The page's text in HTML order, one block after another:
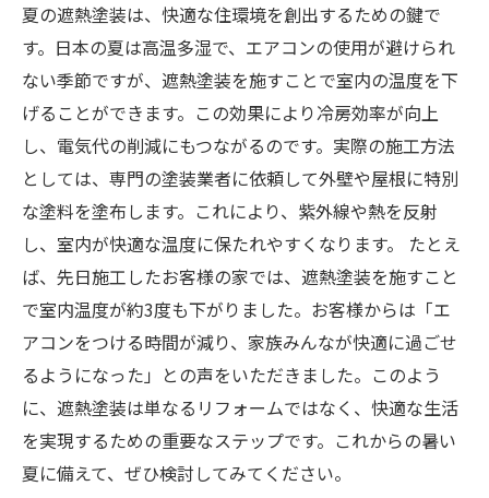
夏の遮熱塗装は、快適な住環境を創出するための鍵で
す。日本の夏は高温多湿で、エアコンの使用が避けられ
ない季節ですが、遮熱塗装を施すことで室内の温度を下
げることができます。この効果により冷房効率が向上
し、電気代の削減にもつながるのです。実際の施工方法
としては、専門の塗装業者に依頼して外壁や屋根に特別
な塗料を塗布します。これにより、紫外線や熱を反射
し、室内が快適な温度に保たれやすくなります。 たとえ
ば、先日施工したお客様の家では、遮熱塗装を施すこと
で室内温度が約3度も下がりました。お客様からは「エ
アコンをつける時間が減り、家族みんなが快適に過ごせ
るようになった」との声をいただきました。このよう
に、遮熱塗装は単なるリフォームではなく、快適な生活
を実現するための重要なステップです。これからの暑い
夏に備えて、ぜひ検討してみてください。